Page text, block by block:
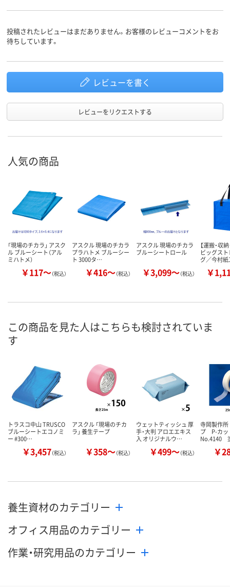
投稿されたレビューはまだありません。お客様のレビューコメントをお
待ちしています。
レビューを書く
レビューをリクエストする
人気の商品
「現場のチカラ」 アスク
ル ブルーシート（アル
ミハトメ）
￥117～（税込）
アスクル 現場のチカラ
プラハトメ ブルーシー
ト 3000タ…
￥416～（税込）
アスクル 現場のチカラ
ブルーシートロール
￥3,099～（税込）
【運搬・収
ビッグス
グ／今村紙
￥
この商品を見た人はこちらも検討されていま
す
トラスコ中山 TRUSCO
ブルーシートエコノミ
ー #300…
￥3,457（税込）
アスクル 「現場のチカ
ラ」 養生テープ
￥358～（税込）
ウェットティッシュ 厚
手・大判 アロエエキス
入 オリジナルウ…
￥499～（税込）
寺岡製作
プ P-カ
No.4140
￥
養生資材のカテゴリー
オフィス用品のカテゴリー
作業・研究用品のカテゴリー